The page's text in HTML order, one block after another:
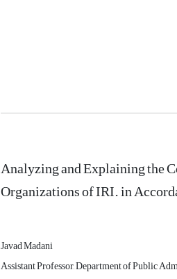
Analyzing and Explaining the
Organizations of IRI. in
Javad Madani
Assistant Professor, Department of Public